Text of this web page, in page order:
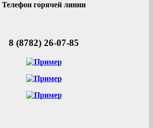
Телефон горячей линии
8 (8782) 26-07-85